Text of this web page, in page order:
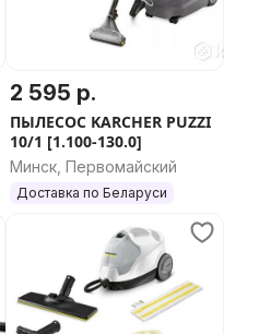
2 595 р.
ПЫЛЕСОС KARCHER PUZZI
10/1 [1.100-130.0]
Минск, Первомайский
Доставка по Беларуси